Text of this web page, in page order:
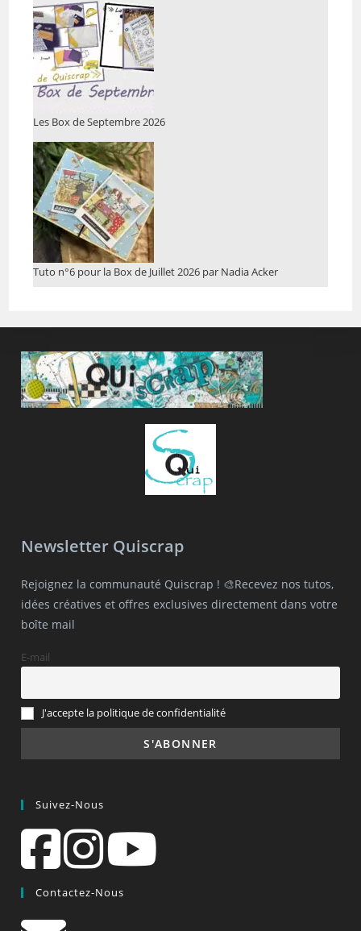
Les Box de Septembre 2026
Tuto n°6 pour la Box de Juillet 2026 par Nadia Acker
Newsletter Quiscrap
Rejoignez la communauté Quiscrap ! 🎨Recevez nos tutos,
idées créatives et offres exclusives directement dans votre
boîte mail
E-mail
J'accepte la politique de confidentialité
Suivez-Nous
Contactez-Nous